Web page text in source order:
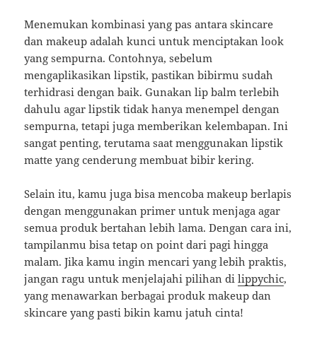
Menemukan kombinasi yang pas antara skincare
dan makeup adalah kunci untuk menciptakan look
yang sempurna. Contohnya, sebelum
mengaplikasikan lipstik, pastikan bibirmu sudah
terhidrasi dengan baik. Gunakan lip balm terlebih
dahulu agar lipstik tidak hanya menempel dengan
sempurna, tetapi juga memberikan kelembapan. Ini
sangat penting, terutama saat menggunakan lipstik
matte yang cenderung membuat bibir kering.
Selain itu, kamu juga bisa mencoba makeup berlapis
dengan menggunakan primer untuk menjaga agar
semua produk bertahan lebih lama. Dengan cara ini,
tampilanmu bisa tetap on point dari pagi hingga
malam. Jika kamu ingin mencari yang lebih praktis,
jangan ragu untuk menjelajahi pilihan dilippychic,
yang menawarkan berbagai produk makeup dan
skincare yang pasti bikin kamu jatuh cinta!